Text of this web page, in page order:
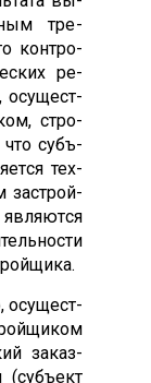
тре­
кон­тро­
ре­
осу­щест­
стро­
что субъ­
тех­
зас­трой­
осу­щест­
за­каз­